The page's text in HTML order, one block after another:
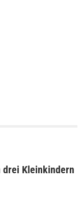
drei Kleinkindern